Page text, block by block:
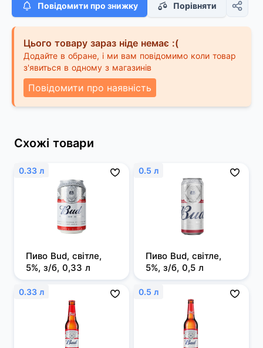
Повідомити про знижку Порівняти
Цього товару зараз ніде немає :(
Додайте в обране, і ми вам повідомимо коли товар
з'явиться в одному з магазинів
Повідомити про наявність
Схожі товари
0.33 л
Пиво Bud, світле,
5%, з/б, 0,33 л
0.5 л
Пиво Bud, світле,
5%, з/б, 0,5 л
0.33 л 0.5 л